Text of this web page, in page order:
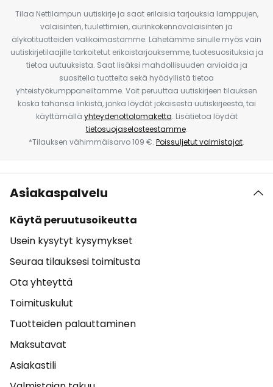
Tilaa Nettilampun uutiskirje ja saat erilaisia tarjouksia lamppujen,
valaisinten, tuulettimien, aurinkokennovalaisinten ja
älykotituotteiden valikoimastamme. Lähetämme sinulle myös vain
uutiskirjetilaajille tarkoitetut erikoistarjouksemme, tuotesuosituksia ja
tietoa uutuuksista. Saat lisäksi mahdollisuuden arvioida ja
suositella tuotteita sekä hyödyllistä tietoa
yhteistyökumppaneiltamme. Voit peruuttaa uutiskirjeen tilauksen
koska tahansa linkistä, jonka löydät jokaisesta uutiskirjeestä, tai
käyttämällä yhteydenottolomaketta. Lisätietoa löydät
tietosuojaselosteestamme.
*Tilauksen vähimmäisarvo 109 €. Poissuljetut valmistajat.
Asiakaspalvelu
Käytä peruutusoikeutta
Usein kysytyt kysymykset
Seuraa tilauksesi toimitusta
Ota yhteyttä
Toimituskulut
Tuotteiden palauttaminen
Maksutavat
Asiakastili